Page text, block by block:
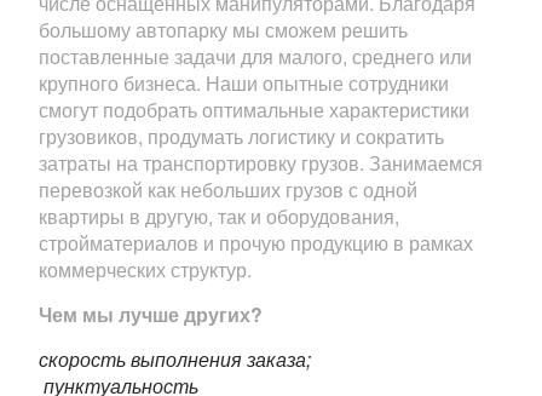
большому автопарку мы сможем решить
поставленные задачи для малого, среднего или
крупного бизнеса. Наши опытные сотрудники
смогут подобрать оптимальные характеристики
грузовиков, продумать логистику и сократить
затраты на транспортировку грузов. Занимаемся
перевозкой как небольших грузов с одной
квартиры в другую, так и оборудования,
стройматериалов и прочую продукцию в рамках
коммерческих структур.
Чем мы лучше других?
скорость выполнения заказа;
пунктуальность